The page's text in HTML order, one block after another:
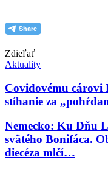
Zdieľať
Aktuality
Covidovému cárovi
stíhanie za
Nemecko: Ku Dňu
svätého Bonifáca.
diecéza mlčí…